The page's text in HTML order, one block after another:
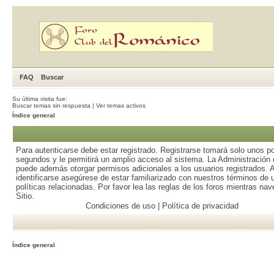
FAQ Buscar
Su última visita fue:
Buscar temas sin respuesta | Ver temas activos
Índice general
Para autenticarse debe estar registrado. Registrarse tomará solo unos
segundos y le permitirá un amplio acceso al sistema. La Administración
puede además otorgar permisos adicionales a los usuarios registrados.
identificarse asegúrese de estar familiarizado con nuestros términos de
políticas relacionadas. Por favor lea las reglas de los foros mientras
Sitio.
Condiciones de uso| Política de privacidad
Índice general